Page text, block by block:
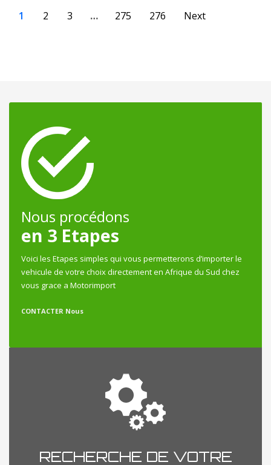
1 2 3 … 275 276 Next
Nous procédons
en 3 Etapes
Voici les Etapes simples qui vous permetterons d’importer le
vehicule de votre choix directement en Afrique du Sud chez
vous grace a Motorimport
CONTACTER Nous
RECHERCHE DE VOTRE